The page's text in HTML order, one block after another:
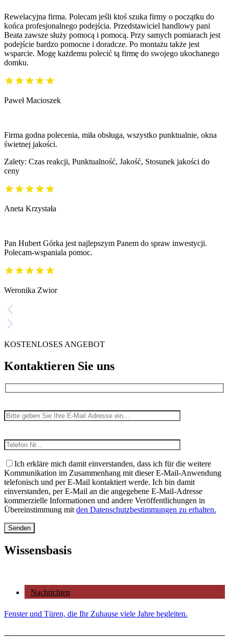
Rewelacyjna firma. Polecam jeśli ktoś szuka firmy o początku do
końca profesjonalnego podejścia. Przedstawiciel handlowy pani
Beata zawsze służy pomocą i pomocą. Przy samych pomiarach jest
podejście bardzo pomocne i doradcze. Po montażu także jest
wsparcie. Mogę każdemu polecić tą firmę do swojego ukochanego
domku.
Paweł Macioszek
Firma godna polecenia, miła obsługa, wszystko punktualnie, okna
świetnej jakości.
Zalety: Czas reakcji, Punktualność, Jakość, Stosunek jakości do
ceny
Aneta Krzystała
Pan Hubert Górka jest najlepszym Panem do spraw inwestycji.
Polecam-wspaniala pomoc.
Weronika Zwior
KOSTENLOSES ANGEBOT
Kontaktieren Sie uns
Ich erkläre mich damit einverstanden, dass ich für die weitere
Kommunikation im Zusammenhang mit dieser E-Mail-Anwendung
telefonisch und per E-Mail kontaktiert werde. Ich bin damit
einverstanden, per E-Mail an die angegebene E-Mail-Adresse
kommerzielle Informationen und andere Veröffentlichungen in
Übereinstimmung mit den Datenschutzbestimmungen zu erhalten.
Wissensbasis
Nachrichten
Fenster und Türen, die Ihr Zuhause viele Jahre begleiten.